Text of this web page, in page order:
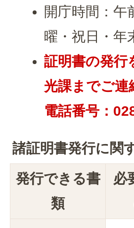
開庁時間：午
曜・祝日・年
証明書の発行
光課までご連
電話番号：
諸証明書発行に関
発行できる書
類
必